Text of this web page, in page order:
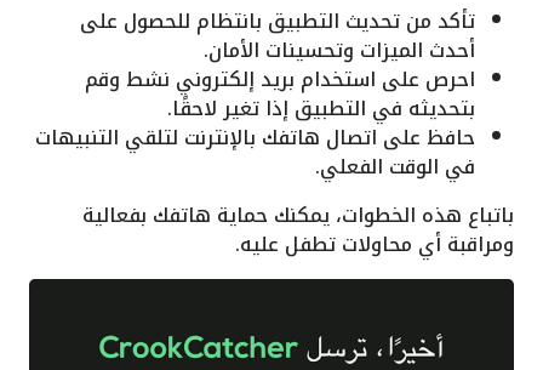
تأكد من تحديث التطبيق بانتظام للحصول على
أحدث الميزات وتحسينات الأمان.
احرص على استخدام بريد إلكتروني نشط وقم
بتحديثه في التطبيق إذا تغير لاحقًا.
حافظ على اتصال هاتفك بالإنترنت لتلقي التنبيهات
في الوقت الفعلي.
باتباع هذه الخطوات، يمكنك حماية هاتفك بفعالية
ومراقبة أي محاولات تطفل عليه.